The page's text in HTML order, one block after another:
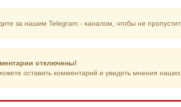
за нашим Telegram - каналом, чтобы не
отключены!
оставить комментарий и увидеть мнения